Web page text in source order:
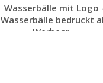
Wasserbälle mit Logo
Wasserbälle bedruckt
Werbear...